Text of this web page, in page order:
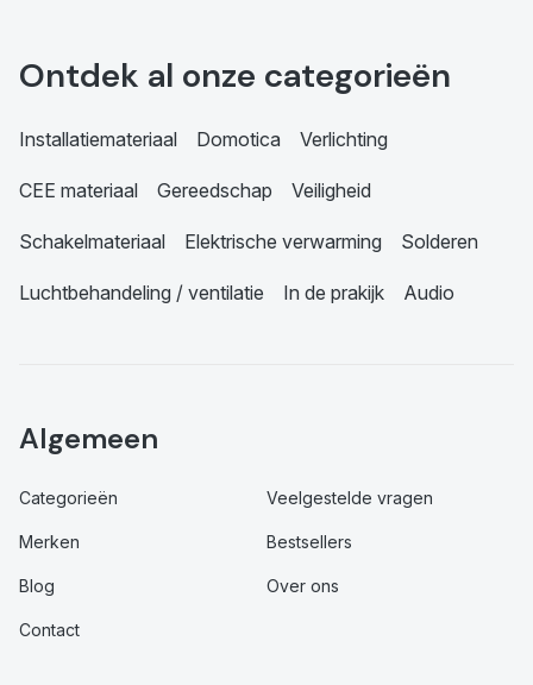
Ontdek al onze categorieën
Installatiemateriaal Domotica Verlichting
CEE materiaal Gereedschap Veiligheid
Schakelmateriaal Elektrische verwarming Solderen
Luchtbehandeling / ventilatie In de prakijk Audio
Algemeen
Categorieën Veelgestelde vragen
Merken Bestsellers
Blog Over ons
Contact